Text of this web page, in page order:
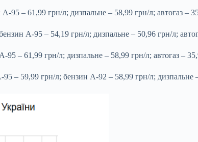
– 61,99 грн/л; дизпальне – 58,99 грн/л; автогаз –
А-95 – 54,19 грн/л; дизпальне – 50,96 грн/л;
– 61,99 грн/л; дизпальне – 58,99 грн/л; автогаз –
– 59,99 грн/л; бензин А-92 – 58,99 грн/л; дизпальне